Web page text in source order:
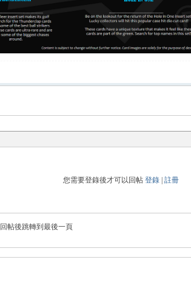
您需要登錄後才可以回帖 登錄 註冊
回帖後跳轉到最後一頁